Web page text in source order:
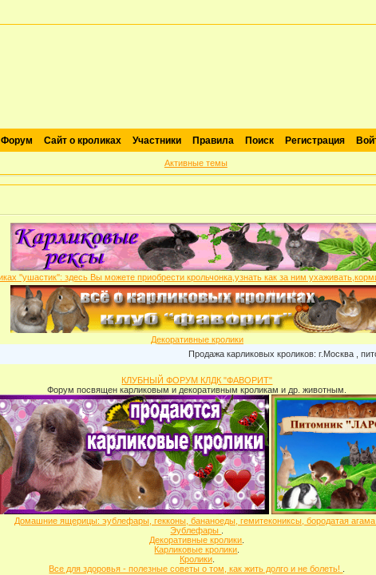
Форум Сайт о кроликах Участники Правила Поиск Регистрация
Активные темы
Декоративные кролики
Продажа карликовых кроликов: г.Москва ,
КЛУБНЫЙ ФОРУМ КЛДК "ФАВОРИТ"
Форум посвящен карликовым и декоративным кроликам и др. животным.
Домашние ящерицы: эублефары, гекконы, бананоеды, гемитекониксы, бородатая
Эублефары
Декоративные кролики
Карликовые кролики
Кролики.
Все для здоровья - полезные советы о том, как жить долго и не болеть!